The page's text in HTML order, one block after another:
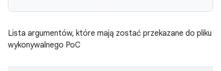
Lista argumentów, które mają zostać przekazane do pliku
wykonywalnego PoC